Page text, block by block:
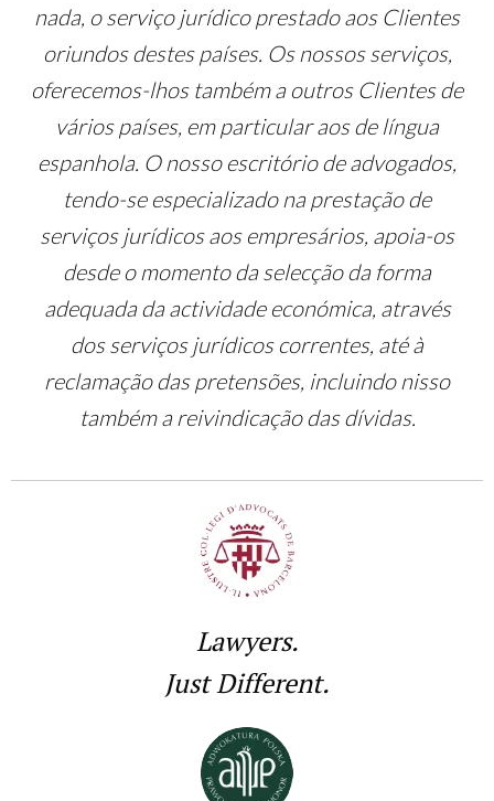
nada, o serviço jurídico prestado aos Clientes
oriundos destes países. Os nossos serviços,
oferecemos-lhos também a outros Clientes de
vários países, em particular aos de língua
espanhola. O nosso escritório de advogados,
tendo-se especializado na prestação de
serviços jurídicos aos empresários, apoia-os
desde o momento da selecção da forma
adequada da actividade económica, através
dos serviços jurídicos correntes, até à
reclamação das pretensões, incluindo nisso
também a reivindicação das dívidas.
Lawyers.
Just Different.